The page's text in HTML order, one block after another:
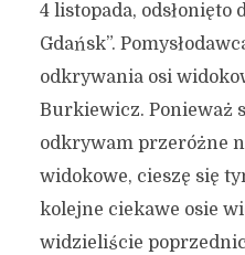
4 listopada, odsłonięto
Gdańsk”.
odkrywania osi
Burkiewicz. Ponieważ
odkrywam przeróżne
widokowe, cieszę się
kolejne ciekawe osie
widzieliście